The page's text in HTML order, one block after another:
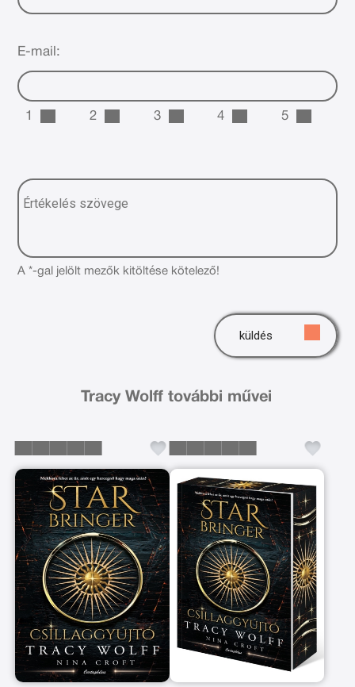
E-mail:
1 2 3 4 5
A *-gal jelölt mezők kitöltése kötelező!
küldés
Tracy Wolff további művei